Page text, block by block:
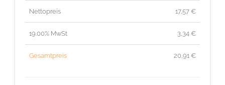
Nettopreis 17,57 €
19.00% MwSt 3,34 €
Gesamtpreis 20,91 €